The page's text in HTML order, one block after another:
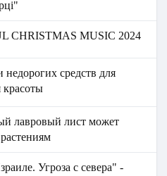
CHRISTMAS MUSIC 2024
недорогих средств для
красоты
лавровый лист может
Угроза с севера" -